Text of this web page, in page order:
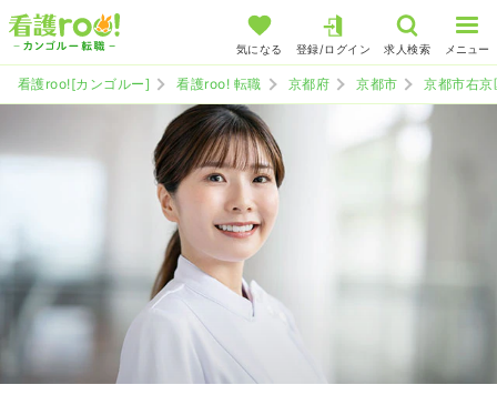
気になる 登録/ログイン 求人検索 メニュー
看護roo![カンゴルー] 看護roo! 転職 京都府 京都市 京都市右京